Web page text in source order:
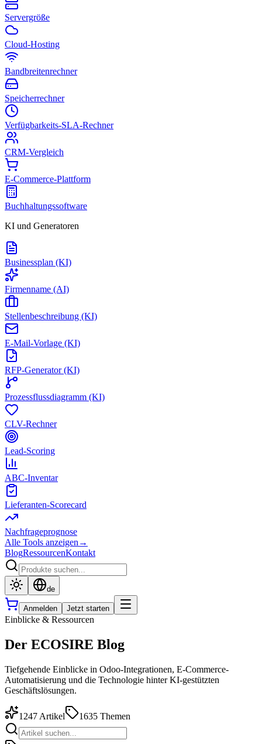
Servergröße
Cloud-Hosting
Bandbreitenrechner
Speicherrechner
Verfügbarkeits-SLA-Rechner
CRM-Vergleich
E-Commerce-Plattform
Buchhaltungssoftware
KI und Generatoren
Businessplan (KI)
Firmenname (AI)
Stellenbeschreibung (KI)
E-Mail-Vorlage (KI)
RFP-Generator (KI)
Prozessflussdiagramm (KI)
CLV-Rechner
Lead-Scoring
ABC-Inventar
Lieferanten-Scorecard
Nachfrageprognose
Alle Tools anzeigen →
BlogRessourcenKontakt
de
Anmelden Jetzt starten
Einblicke & Ressourcen
Der ECOSIRE Blog
Tiefgehende Einblicke in Odoo-Integrationen, E-Commerce-
Automatisierung und die Technologie hinter KI-gestützten
Geschäftslösungen.
1247 Artikel 1635 Themen